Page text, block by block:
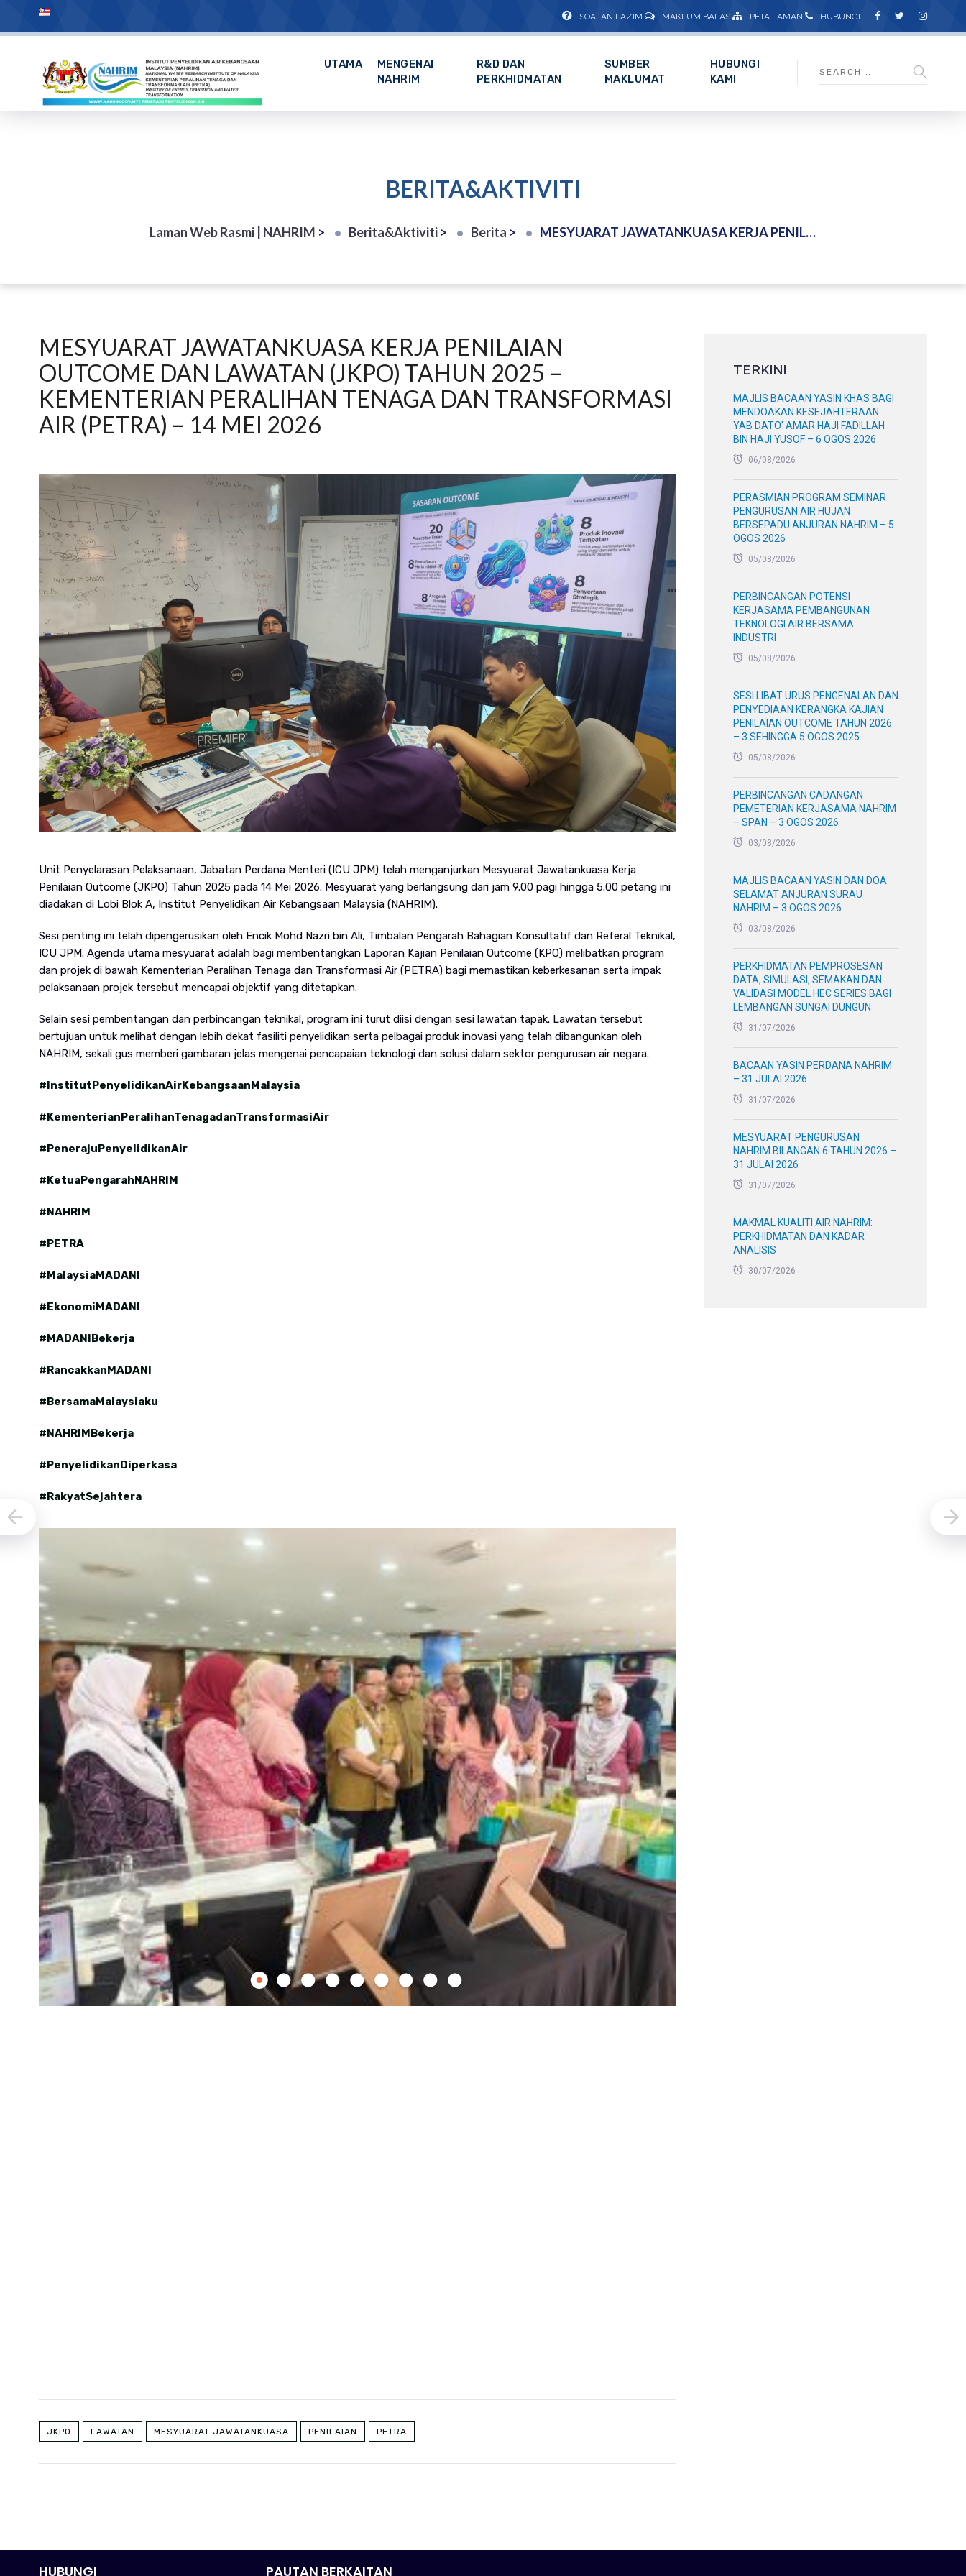
SOALAN LAZIM MAKLUM BALAS PETA LAMAN HUBUNGI
UTAMA
MENGENAI
NAHRIM
R&D DAN
PERKHIDMATAN
SUMBER
MAKLUMAT
HUBUNGI
KAMI
BERITA&AKTIVITI
Laman Web Rasmi | NAHRIM > Berita&Aktiviti > Berita > MESYUARAT JAWATANKUASA KERJA PENILAIAN OUTCOME DAN LAWATAN (JKPO) TAHUN 2025 – KEMENTERIAN PERALIHAN TENAGA DAN TRANSFORMASI AIR (PETRA) – 14 MEI 2026
MESYUARAT JAWATANKUASA KERJA PENILAIAN
OUTCOME DAN LAWATAN (JKPO) TAHUN 2025 –
KEMENTERIAN PERALIHAN TENAGA DAN TRANSFORMASI
AIR (PETRA) – 14 MEI 2026
Unit Penyelarasan Pelaksanaan, Jabatan Perdana Menteri (ICU JPM) telah menganjurkan Mesyuarat Jawatankuasa Kerja
Penilaian Outcome (JKPO) Tahun 2025 pada 14 Mei 2026. Mesyuarat yang berlangsung dari jam 9.00 pagi hingga 5.00 petang ini
diadakan di Lobi Blok A, Institut Penyelidikan Air Kebangsaan Malaysia (NAHRIM).
Sesi penting ini telah dipengerusikan oleh Encik Mohd Nazri bin Ali, Timbalan Pengarah Bahagian Konsultatif dan Referal Teknikal,
ICU JPM. Agenda utama mesyuarat adalah bagi membentangkan Laporan Kajian Penilaian Outcome (KPO) melibatkan program
dan projek di bawah Kementerian Peralihan Tenaga dan Transformasi Air (PETRA) bagi memastikan keberkesanan serta impak
pelaksanaan projek tersebut mencapai objektif yang ditetapkan.
Selain sesi pembentangan dan perbincangan teknikal, program ini turut diisi dengan sesi lawatan tapak. Lawatan tersebut
bertujuan untuk melihat dengan lebih dekat fasiliti penyelidikan serta pelbagai produk inovasi yang telah dibangunkan oleh
NAHRIM, sekali gus memberi gambaran jelas mengenai pencapaian teknologi dan solusi dalam sektor pengurusan air negara.
#InstitutPenyelidikanAirKebangsaanMalaysia
#KementerianPeralihanTenagadanTransformasiAir
#PenerajuPenyelidikanAir
#KetuaPengarahNAHRIM
#NAHRIM
#PETRA
#MalaysiaMADANI
#EkonomiMADANI
#MADANIBekerja
#RancakkanMADANI
#BersamaMalaysiaku
#NAHRIMBekerja
#PenyelidikanDiperkasa
#RakyatSejahtera
JKPO LAWATAN MESYUARAT JAWATANKUASA PENILAIAN PETRA
TERKINI
MAJLIS BACAAN YASIN KHAS BAGI
MENDOAKAN KESEJAHTERAAN
YAB DATO’ AMAR HAJI FADILLAH
BIN HAJI YUSOF – 6 OGOS 2026
06/08/2026
PERASMIAN PROGRAM SEMINAR
PENGURUSAN AIR HUJAN
BERSEPADU ANJURAN NAHRIM – 5
OGOS 2026
05/08/2026
PERBINCANGAN POTENSI
KERJASAMA PEMBANGUNAN
TEKNOLOGI AIR BERSAMA
INDUSTRI
05/08/2026
SESI LIBAT URUS PENGENALAN DAN
PENYEDIAAN KERANGKA KAJIAN
PENILAIAN OUTCOME TAHUN 2026
– 3 SEHINGGA 5 OGOS 2025
05/08/2026
PERBINCANGAN CADANGAN
PEMETERIAN KERJASAMA NAHRIM
– SPAN – 3 OGOS 2026
03/08/2026
MAJLIS BACAAN YASIN DAN DOA
SELAMAT ANJURAN SURAU
NAHRIM – 3 OGOS 2026
03/08/2026
PERKHIDMATAN PEMPROSESAN
DATA, SIMULASI, SEMAKAN DAN
VALIDASI MODEL HEC SERIES BAGI
LEMBANGAN SUNGAI DUNGUN
31/07/2026
BACAAN YASIN PERDANA NAHRIM
– 31 JULAI 2026
31/07/2026
MESYUARAT PENGURUSAN
NAHRIM BILANGAN 6 TAHUN 2026 –
31 JULAI 2026
31/07/2026
MAKMAL KUALITI AIR NAHRIM:
PERKHIDMATAN DAN KADAR
ANALISIS
30/07/2026
HUBUNGI PAUTAN BERKAITAN